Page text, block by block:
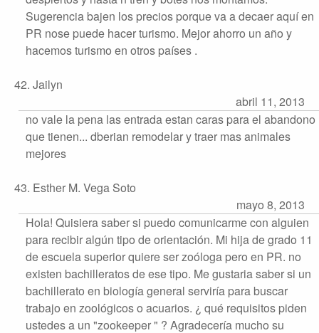
Sugerencia bajen los precios porque va a decaer aquí en
PR nose puede hacer turismo. Mejor ahorro un año y
hacemos turismo en otros países .
42. Jailyn
abril 11, 2013
no vale la pena las entrada estan caras para el abandono
que tienen... dberian remodelar y traer mas animales
mejores
43. Esther M. Vega Soto
mayo 8, 2013
Hola! Quisiera saber si puedo comunicarme con alguien
para recibir algún tipo de orientación. Mi hija de grado 11
de escuela superior quiere ser zoóloga pero en PR. no
existen bachilleratos de ese tipo. Me gustaria saber si un
bachillerato en biología general serviría para buscar
trabajo en zoológicos o acuarios. ¿ qué requisitos piden
ustedes a un "zookeeper " ? Agradecería mucho su